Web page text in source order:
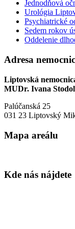
Jednodňová
Urológia
Psychiatrické
Sedem rokov
Oddelenie
Adresa
Liptovská
MUDr. Ivana
Palúčanská 25
031 23 Liptovský
Mapa areálu
Kde nás nájdete